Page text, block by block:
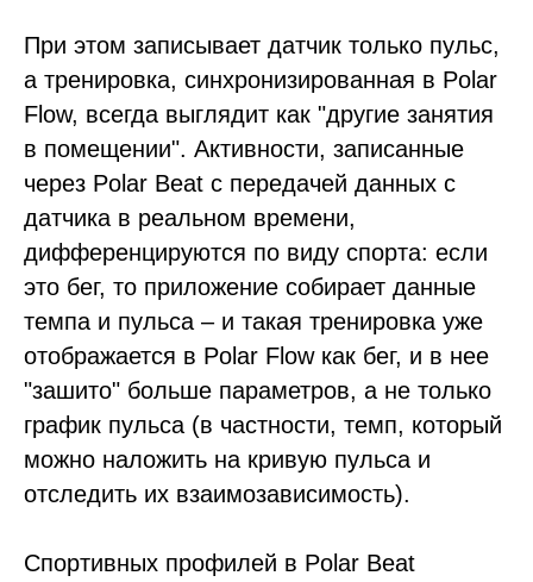
При этом записывает датчик только пульс,
а тренировка, синхронизированная в Polar
Flow, всегда выглядит как "другие занятия
в помещении". Активности, записанные
через Polar Beat с передачей данных с
датчика в реальном времени,
дифференцируются по виду спорта: если
это бег, то приложение собирает данные
темпа и пульса – и такая тренировка уже
отображается в Polar Flow как бег, и в нее
"зашито" больше параметров, а не только
график пульса (в частности, темп, который
можно наложить на кривую пульса и
отследить их взаимозависимость).
Спортивных профилей в Polar Beat